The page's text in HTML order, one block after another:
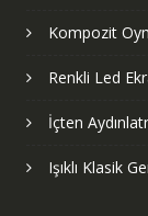
Kompozit
Renkli Led
İçten
Işıklı Klasik